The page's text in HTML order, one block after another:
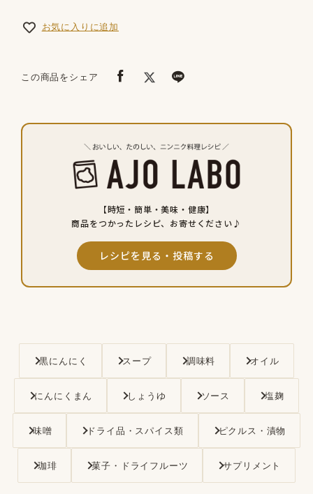
お気に入りに追加
この商品をシェア
【時短・簡単・美味・健康】
商品をつかったレシピ、お寄せください♪
レシピを見る・投稿する
黒にんにく スープ 調味料 オイル
にんにくまん しょうゆ ソース 塩麹
味噌 ドライ品・スパイス類 ピクルス・漬物
珈琲 菓子・ドライフルーツ サプリメント